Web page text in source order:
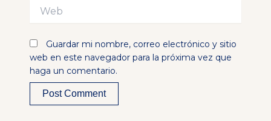
Guardar mi nombre, correo electrónico y sitio
web en este navegador para la próxima vez que
haga un comentario.